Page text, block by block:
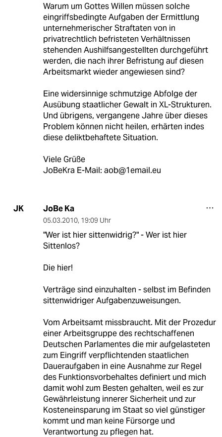
Warum um Gottes Willen müssen solche
eingriffsbedingte Aufgaben der Ermittlung
unternehmerischer Straftaten von in
privatrechtlich befristeten Verhältnissen
stehenden Aushilfsangestellten durchgeführt
werden, die nach ihrer Befristung auf diesen
Arbeitsmarkt wieder angewiesen sind?
Eine widersinnige schmutzige Abfolge der
Ausübung staatlicher Gewalt in XL-Strukturen.
Und übrigens, vergangene Jahre über dieses
Problem können nicht heilen, erhärten indes
diese deliktbehaftete Situation.
Viele Grüße
JoBeKra E-Mail: aob@1email.eu
JK JoBe Ka
05.03.2010, 19:09 Uhr
"Wer ist hier sittenwidrig?" - Wer ist hier
Sittenlos?
Die hier!
Verträge sind einzuhalten - selbst im Befinden
sittenwidriger Aufgabenzuweisungen.
Vom Arbeitsamt missbraucht. Mit der Prozedur
einer Arbeitsgruppe des rechtschaffenen
Deutschen Parlamentes die mir aufgelasteten
zum Eingriff verpflichtenden staatlichen
Daueraufgaben in eine Ausnahme zur Regel
des Funktionsvorbehaltes definiert und mich
damit wohl zum Besten gehalten, weil es zur
Gewährleistung innerer Sicherheit und zur
Kosteneinsparung im Staat so viel günstiger
kommt und man keine Fürsorge und
Verantwortung zu pflegen hat.